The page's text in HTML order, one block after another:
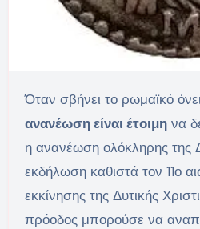
Όταν σβήνει το ρωμαϊκό
ανανέωση είναι έτοιμηνα
η ανανέωση ολόκληρης της
εκδήλωση καθιστά τον 11ο
εκκίνησης της Δυτικής
πρόοδος μπορούσε να